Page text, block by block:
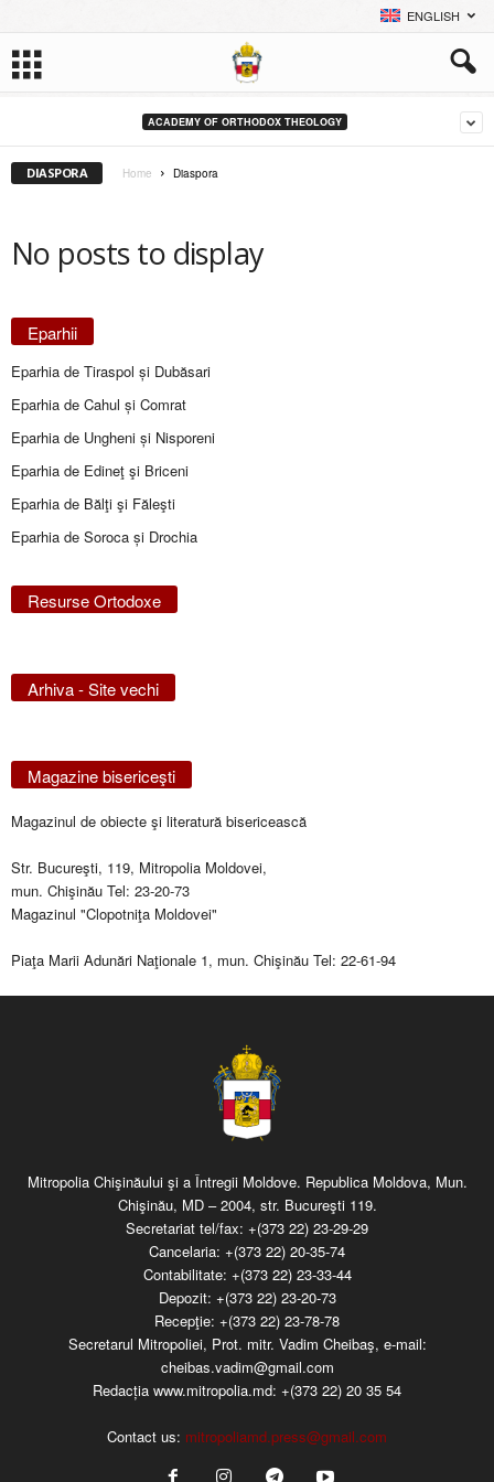
ENGLISH
ACADEMY OF ORTHODOX THEOLOGY
DIASPORA Home Diaspora
No posts to display
Eparhii
Eparhia de Tiraspol și Dubăsari
Eparhia de Cahul și Comrat
Eparhia de Ungheni și Nisporeni
Eparhia de Edineţ şi Briceni
Eparhia de Bălţi şi Făleşti
Eparhia de Soroca și Drochia
Resurse Ortodoxe
Arhiva - Site vechi
Magazine bisericeşti
Magazinul de obiecte şi literatură bisericească
Str. Bucureşti, 119, Mitropolia Moldovei,
mun. Chişinău Tel: 23-20-73
Magazinul "Clopotniţa Moldovei"
Piaţa Marii Adunări Naţionale 1, mun. Chişinău Tel: 22-61-94
Mitropolia Chişinăului şi a Întregii Moldove. Republica Moldova, Mun.
Chişinău, MD – 2004, str. Bucureşti 119.
Secretariat tel/fax: +(373 22) 23-29-29
Cancelaria: +(373 22) 20-35-74
Contabilitate: +(373 22) 23-33-44
Depozit: +(373 22) 23-20-73
Recepţie: +(373 22) 23-78-78
Secretarul Mitropoliei, Prot. mitr. Vadim Cheibaş, e-mail:
cheibas.vadim@gmail.com
Redacția www.mitropolia.md: +(373 22) 20 35 54
Contact us: mitropoliamd.press@gmail.com